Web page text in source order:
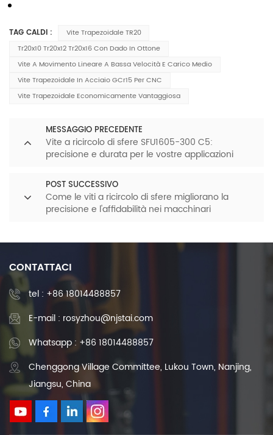
TAG CALDI :
Vite Trapezoidale TR20
Tr20x10 Tr20x12 Tr20x16 Con Dado In Ottone
Vite A Movimento Lineare A Bassa Velocità E Carico Medio
Vite Trapezoidale In Acciaio GCr15 Per CNC
Vite Trapezoidale Economicamente Vantaggiosa
MESSAGGIO PRECEDENTE
Vite a ricircolo di sfere SFU1605-300 C5:
precisione e durata per le vostre applicazioni
POST SUCCESSIVO
Come le viti a ricircolo di sfere migliorano la
precisione e l'affidabilità nei macchinari
CONTATTACI
tel : +86 18014488857
E-mail : rosyzhou@njstai.com
Whatsapp : +86 18014488857
Chenggong Village Committee, Lukou Town, Nanjing,
Jiangsu, China